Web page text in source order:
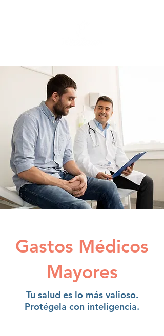
Gastos Médicos
Mayores
Tu salud es lo más valioso.
Protégela con inteligencia.